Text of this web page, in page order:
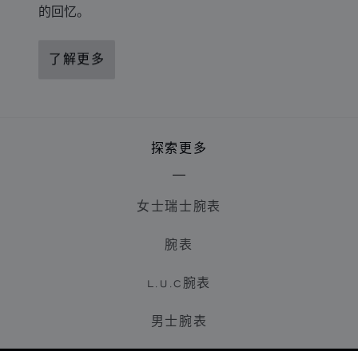
的回忆。
了解更多
探索更多
女士瑞士腕表
腕表
L.U.C腕表
男士腕表